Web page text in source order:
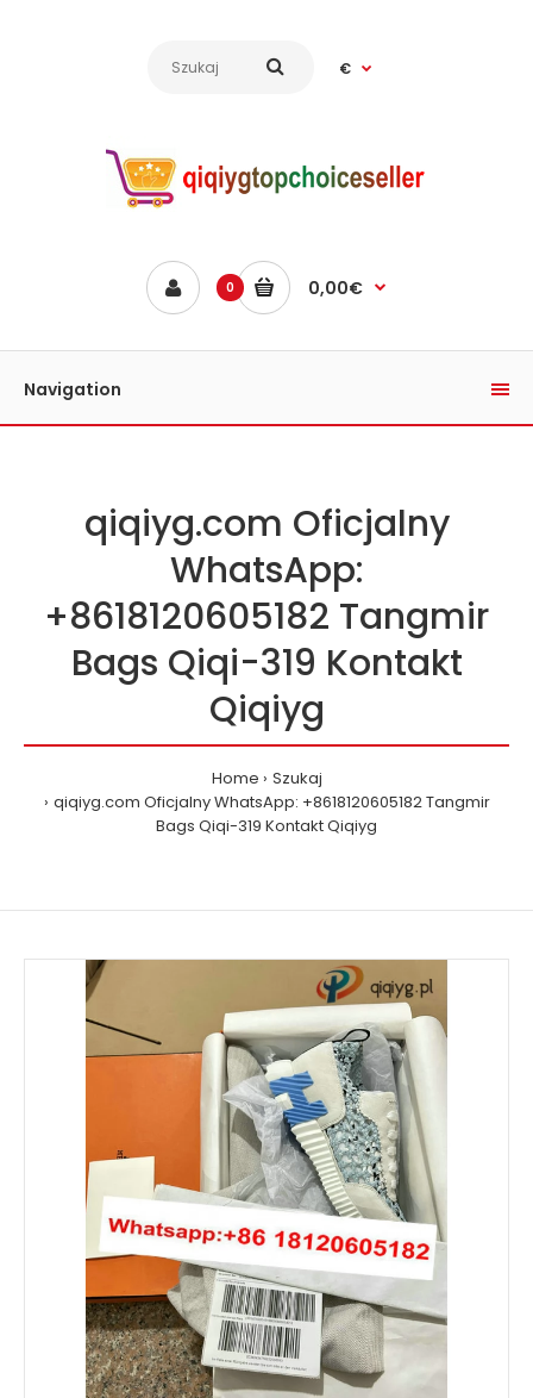
€
0 0,00€
Navigation
qiqiyg.com Oficjalny
WhatsApp:
+8618120605182 Tangmir
Bags Qiqi-319 Kontakt
Qiqiyg
Home
Szukaj
qiqiyg.com Oficjalny WhatsApp: +8618120605182 Tangmir
Bags Qiqi-319 Kontakt Qiqiyg